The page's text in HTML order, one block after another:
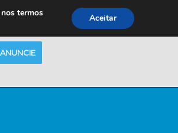
ANUNCIE
termos
Aceitar